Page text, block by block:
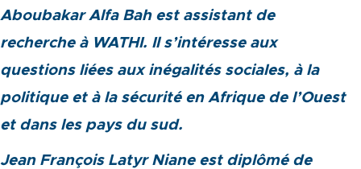
Aboubakar Alfa Bah est assistant de
recherche à WATHI. Il s’intéresse aux
questions liées aux inégalités sociales, à la
politique et à la sécurité en Afrique de l’Ouest
et dans les pays du sud.
Jean François Latyr Niane est diplômé de